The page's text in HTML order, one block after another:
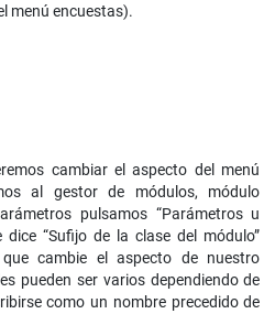
menú encuestas).
cambiar el aspecto del menú
al gestor de módulos, módulo
pulsamos “Parámetros u
dice “Sufijo de la clase del módulo”
cambie el aspecto de nuestro
pueden ser varios dependiendo de
como un nombre precedido de